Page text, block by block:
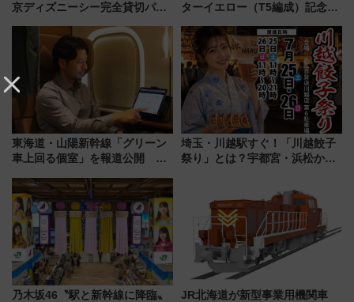
京ディズニーシー完全貸切パー
ーン始まる 条件は「夏の国内
線に2回搭乗」
ターイエロー（T5編成）記念グ
送の目覚まし時計など通販・販
売店舗まとめ
東海道・山陽新幹線「グリーン
車上回る個室」を報道公開 プ
埼玉・川越駅すぐ！「川越餃子
祭り」とは？宇都宮・浜松から
を食べ比べ【7月25日・26日開
乃木坂46〝駅と新幹線に降臨〟
JR北海道が新型事業用機関車